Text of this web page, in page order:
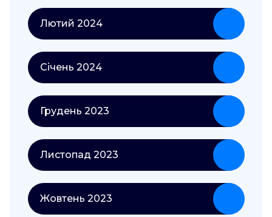
Лютий 2024
Січень 2024
Грудень 2023
Листопад 2023
Жовтень 2023